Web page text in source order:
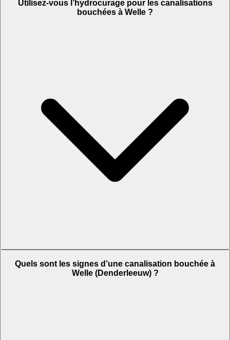
Utilisez-vous l’hydrocurage pour les canalisations
bouchées à Welle ?
Quels sont les signes d’une canalisation bouchée à
Welle (Denderleeuw) ?